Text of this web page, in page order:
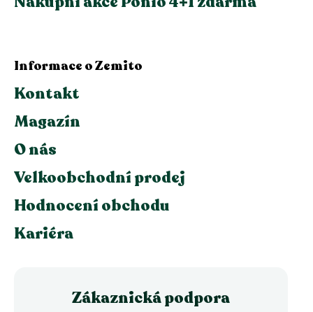
Informace o Zemito
Kontakt
Magazín
O nás
Velkoobchodní prodej
Hodnocení obchodu
Kariéra
Zákaznická podpora